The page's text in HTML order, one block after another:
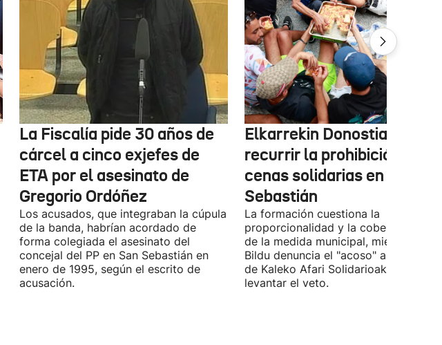
La Fiscalía pide 30 años de
cárcel a cinco exjefes de
ETA por el asesinato de
Gregorio Ordóñez
Los acusados, que integraban la cúpula
de la banda, habrían acordado de
forma colegiada el asesinato del
concejal del PP en San Sebastián en
enero de 1995, según el escrito de
acusación.
Elkarrekin Donostia
recurrir la prohibición de
cenas solidarias en San
Sebastián
La formación cuestiona la
proporcionalidad y la cobertura
de la medida municipal, mientras EH
Bildu denuncia el "acoso" a
de Kaleko Afari Solidarioak y pide
levantar el veto.